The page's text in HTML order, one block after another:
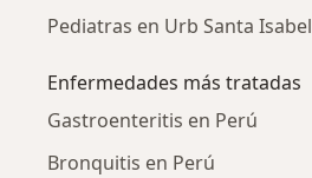
Pediatras en Urb Santa Isabel
Enfermedades más tratadas
Gastroenteritis en Perú
Bronquitis en Perú